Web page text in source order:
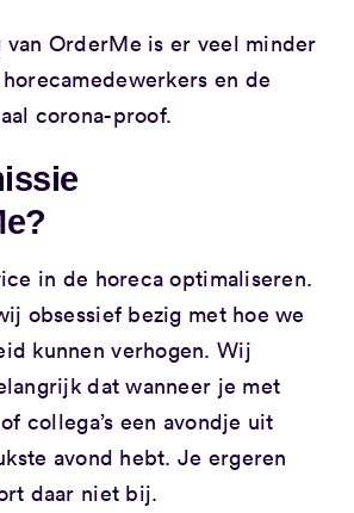
van OrderMe is er veel minder
en de
corona-proof.
?
in de horeca optimaliseren.
obsessief bezig met hoe we
kunnen verhogen. Wij
dat wanneer je met
collega’s een avondje uit
avond hebt. Je ergeren
daar niet bij.